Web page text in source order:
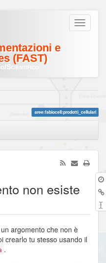
e
(FAST)
Scientifico
aree:fabiocell:prodotti_cellulari
non esiste
argomento che non è
crearlo tu stesso usando il
.